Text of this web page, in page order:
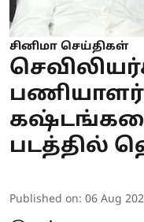
சினிமா செய்திகள்
கஷ்டங்களை
படத்தில்
Published on: 06 Aug